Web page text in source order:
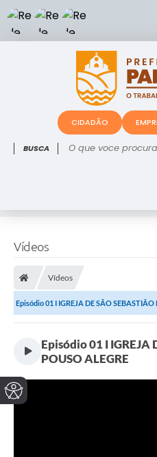
O que voce procura?
CIDADÃO
Vídeos
Vídeos
Episódio 01 I IGREJA DE SÃO
Episódio 01 I IGREJA
POUSO ALEGRE